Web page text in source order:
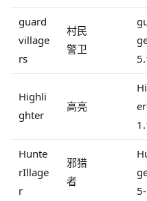
guard
village
rs
村民
警卫
Highli
ghter
高亮
Hunte
rIllage
r
邪猎
者